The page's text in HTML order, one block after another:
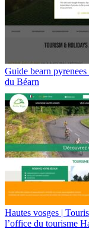
Guide bearn
du Béarn
Hautes vosges |
l’office du tourisme